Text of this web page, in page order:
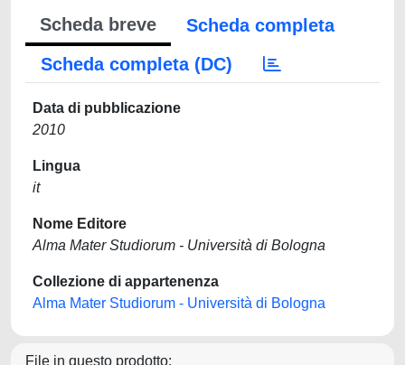
Scheda breve
Scheda completa
Scheda completa (DC)
Data di pubblicazione
2010
Lingua
it
Nome Editore
Alma Mater Studiorum - Università di Bologna
Collezione di appartenenza
Alma Mater Studiorum - Università di Bologna
File in questo prodotto: